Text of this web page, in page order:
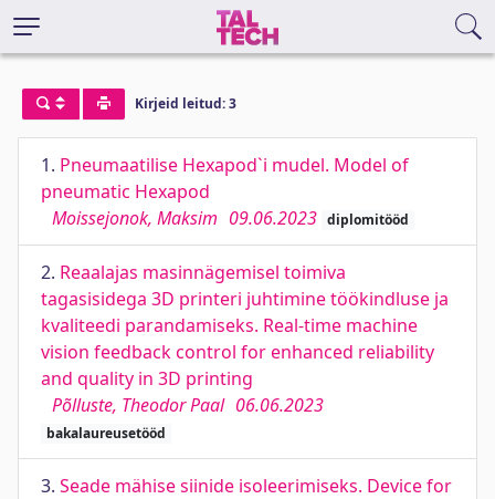
Kirjeid leitud: 3
1. Pneumaatilise Hexapod`i mudel. Model of
pneumatic Hexapod
Moissejonok, Maksim 09.06.2023 diplomitööd
2. Reaalajas masinnägemisel toimiva
tagasisidega 3D printeri juhtimine töökindluse ja
kvaliteedi parandamiseks. Real-time machine
vision feedback control for enhanced reliability
and quality in 3D printing
Põlluste, Theodor Paal 06.06.2023
bakalaureusetööd
3. Seade mähise siinide isoleerimiseks. Device for